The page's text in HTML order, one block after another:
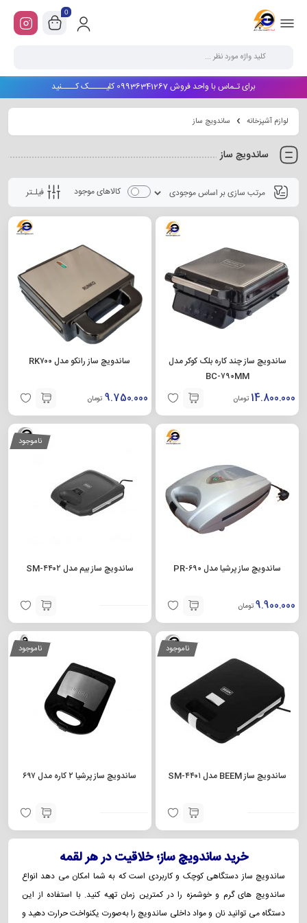
0
برای تـماس با واحد فروش 09936341267 کلیـــــک کــــنید
لوازم آشپزخانه ساندویچ ساز
ساندویچ ساز
فیلـتر کالاهای موجود
ساندویچ ساز چند کاره بلک کوکر مدل
BC-۷۹۰MM
14.800.000 تومان
ساندویچ ساز رانکو مدل RK۷۰۰
9.750.000 تومان
ساندویچ ساز پرشیا مدل PR-۶۹۰
9.900.000 تومان
ناموجود
ساندویچ ساز بیم مدل SM-۴۴۰۲
ناموجود
ساندویچ ساز BEEM مدل SM-۴۴۰۱
ناموجود
ساندویچ ساز پرشیا ۲ کاره مدل ۶۹۷
خرید ساندویچ ساز؛ خلاقیت در هر لقمه
ساندویچ‌ ساز دستگاهی کوچک و کاربردی است که به شما امکان می‌ دهد انواع
ساندویچ‌ های گرم و خوشمزه را در کمترین زمان تهیه کنید. با استفاده از این
دستگاه می‌ توانید نان و مواد داخلی ساندویچ را به‌صورت یکنواخت حرارت دهید و